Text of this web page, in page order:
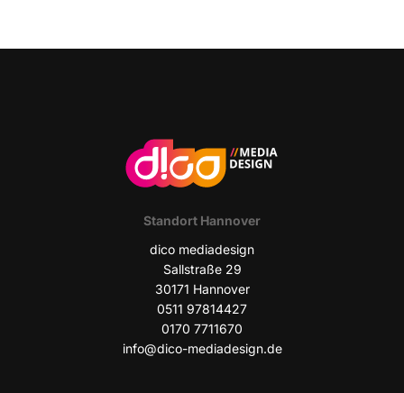
Stand­ort Hannover
dico media­de­sign
Sall­stra­ße 29
30171 Han­no­ver
0511 97814427
0170 7711670
info@dico-mediadesign.de